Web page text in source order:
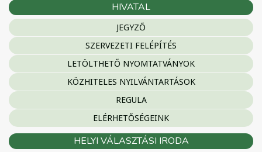
HIVATAL
JEGYZŐ
SZERVEZETI FELÉPÍTÉS
LETÖLTHETŐ NYOMTATVÁNYOK
KÖZHITELES NYILVÁNTARTÁSOK
REGULA
ELÉRHETŐSÉGEINK
HELYI VÁLASZTÁSI IRODA